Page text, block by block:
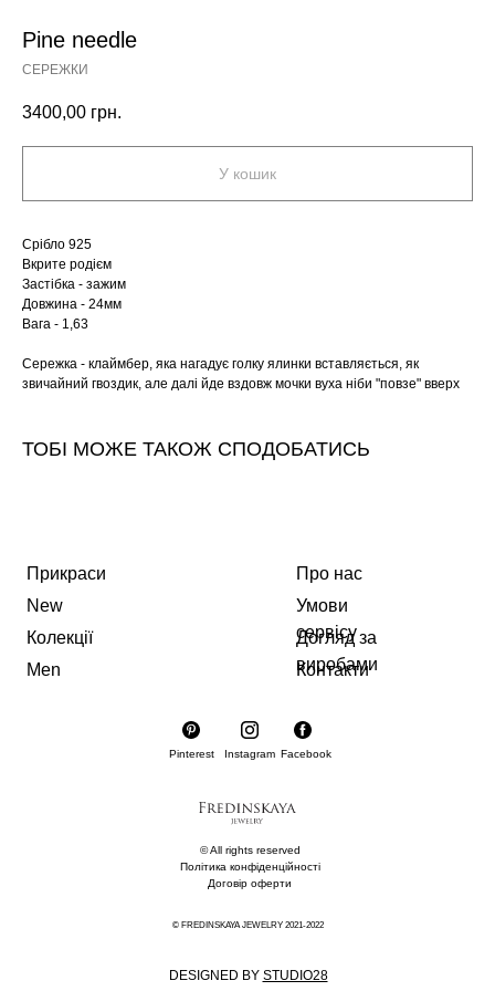
Pine needle
СЕРЕЖКИ
3400,00 грн.
У кошик
Срібло 925
Вкрите родієм
Застібка - зажим
Довжина - 24мм
Вага - 1,63
Сережка - клаймбер, яка нагадує голку ялинки вставляється, як
звичайний гвоздик, але далі йде вздовж мочки вуха ніби "повзе" вверх
ТОБІ МОЖЕ ТАКОЖ СПОДОБАТИСЬ
Pinterest Instagram
Прикраси
New
Колекції
Men
Про нас
Умови
сервісу
Догляд за
виробами
© All rights reserved
Політика конфіденційності
Договір оферти
© FREDINSKAYA JEWELRY 2021-2022
Facebook
Контакти
DESIGNED BY STUDIO28